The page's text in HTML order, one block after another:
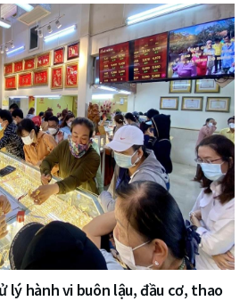
lý hành vi buôn lậu, đầu cơ, thao